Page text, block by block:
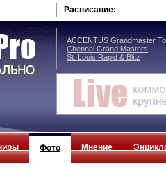
Расписание:
ACCENTUS Grandmaster
Chennai Grand Masters
St. Louis Rapid & Blitz
Фото Мнение